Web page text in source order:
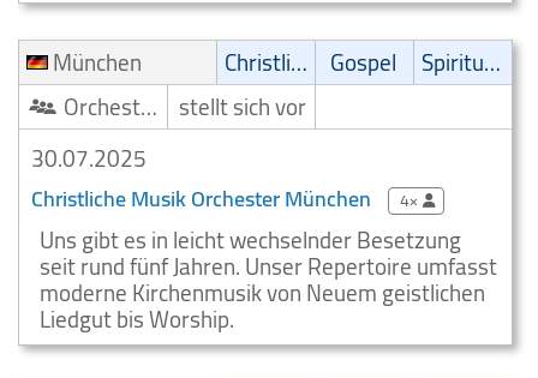
München
Christliche Musik Gospel
Spirituell
Orchester/Ensemble
stellt sich vor
30.07.2025
Christliche Musik Orchester München 4×
Uns gibt es in leicht wechselnder Besetzung
seit rund fünf Jahren. Unser Repertoire umfasst
moderne Kirchenmusik von Neuem geistlichen
Liedgut bis Worship.